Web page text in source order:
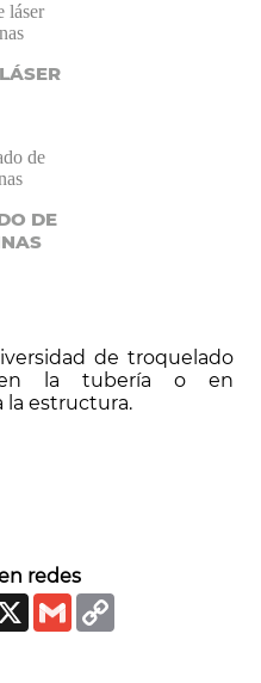
DE
de troquelado
la tubería o en
la estructura.
redes
X Gmail